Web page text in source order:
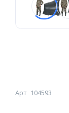
Арт 104593